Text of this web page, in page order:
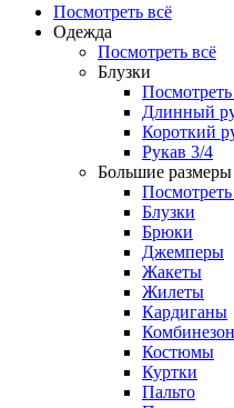
Посмотреть всё
Одежда
Посмотреть всё
Блузки
Посмотреть
Длинный
Короткий
Рукав 3/4
Большие размеры
Посмотреть
Блузки
Брюки
Джемперы
Жакеты
Жилеты
Кардиганы
Костюмы
Куртки
Пальто